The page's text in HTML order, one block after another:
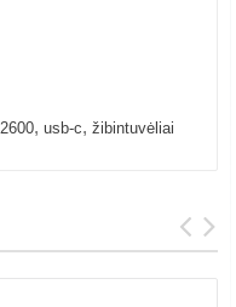
2600, usb-c, žibintuvėliai